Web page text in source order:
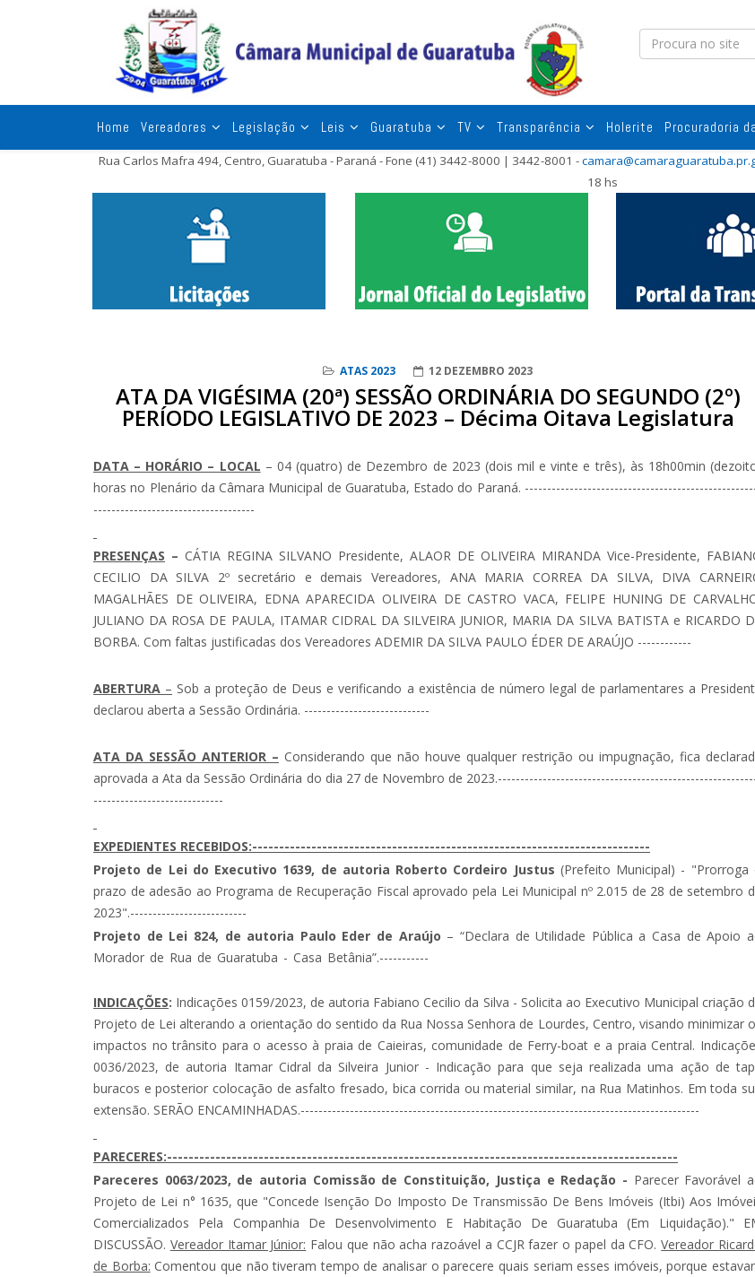
Home Vereadores Legislação Leis Guaratuba TV Transparência Holerite Procuradoria
Rua Carlos Mafra 494, Centro, Guaratuba - Paraná - Fone (41) 3442-8000 | 3442-8001 -
18 hs
ATAS 2023 12 DEZEMBRO 2023
ATA DA VIGÉSIMA (20ª) SESSÃO ORDINÁRIA DO SEGUNDO (2º)
PERÍODO LEGISLATIVO DE 2023 – Décima Oitava Legislatura
DATA – HORÁRIO – LOCAL – 04 (quatro) de Dezembro de 2023 (dois mil e vinte e três), às 18h00min
horas no Plenário da Câmara Municipal de Guaratuba, Estado do Paraná.
------------------------------------
PRESENÇAS – CÁTIA REGINA SILVANO Presidente, ALAOR DE OLIVEIRA MIRANDA Vice-Presidente,
CECILIO DA SILVA 2º secretário e demais Vereadores, ANA MARIA CORREA DA SILVA, DIVA
MAGALHÃES DE OLIVEIRA, EDNA APARECIDA OLIVEIRA DE CASTRO VACA, FELIPE HUNING DE
JULIANO DA ROSA DE PAULA, ITAMAR CIDRAL DA SILVEIRA JUNIOR, MARIA DA SILVA BATISTA e RICARDO
BORBA. Com faltas justificadas dos Vereadores ADEMIR DA SILVA PAULO ÉDER DE ARAÚJO ------------
ABERTURA – Sob a proteção de Deus e verificando a existência de número legal de parlamentares a
declarou aberta a Sessão Ordinária. ----------------------------
ATA DA SESSÃO ANTERIOR – Considerando que não houve qualquer restrição ou impugnação, fica
aprovada a Ata da Sessão Ordinária do dia 27 de Novembro de
-----------------------------
EXPEDIENTES RECEBIDOS:--------------------------------------------------------------------------
Projeto de Lei do Executivo 1639, de autoria Roberto Cordeiro Justus (Prefeito Municipal) - "Prorroga
prazo de adesão ao Programa de Recuperação Fiscal aprovado pela Lei Municipal nº 2.015 de 28 de setembro
2023".--------------------------
Projeto de Lei 824, de autoria Paulo Eder de Araújo – “Declara de Utilidade Pública a Casa de Apoio
Morador de Rua de Guaratuba - Casa Betânia”.-----------
INDICAÇÕES: Indicações 0159/2023, de autoria Fabiano Cecilio da Silva - Solicita ao Executivo Municipal criação
Projeto de Lei alterando a orientação do sentido da Rua Nossa Senhora de Lourdes, Centro, visando minimizar
impactos no trânsito para o acesso à praia de Caieiras, comunidade de Ferry-boat e a praia Central.
0036/2023, de autoria Itamar Cidral da Silveira Junior - Indicação para que seja realizada uma ação de
buracos e posterior colocação de asfalto fresado, bica corrida ou material similar, na Rua Matinhos. Em toda
extensão. SERÃO ENCAMINHADAS.-----------------------------------------------------------------------------------------
PARECERES:-----------------------------------------------------------------------------------------------
Pareceres 0063/2023, de autoria Comissão de Constituição, Justiça e Redação - Parecer Favorável
Projeto de Lei n° 1635, que "Concede Isenção Do Imposto De Transmissão De Bens Imóveis (Itbi) Aos
Comercializados Pela Companhia De Desenvolvimento E Habitação De Guaratuba (Em Liquidação)."
DISCUSSÃO. Vereador Itamar Júnior: Falou que não acha razoável a CCJR fazer o papel da CFO.Vereador
de Borba: Comentou que não tiveram tempo de analisar o parecere quais seriam esses imóveis, porque